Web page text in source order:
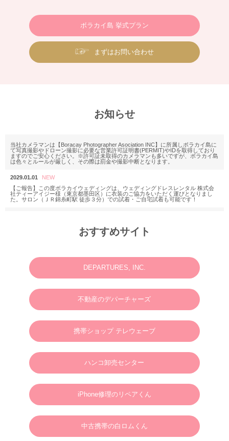
ボラカイ島 挙式プラン
まずはお問い合わせ
お知らせ
当社カメラマンは【Boracay Photographer Asociation INC】に所属しボラカイ島に
て写真撮影やドローン撮影に必要な営業許可証明書(PERMIT)やIDを取得しており
ますのでご安心ください。※許可証未取得のカメラマンも多いですが、ボラカイ島
は色々とルールが厳しく、その際は罰金や撮影中断となります。
2029.01.01
【ご報告】この度ボラカイウェディングは、ウェディングドレスレンタル 株式会
社ティーアイジー様（東京都墨田区）に衣装のご協力をいただく運びとなりまし
た。サロン（ＪＲ錦糸町駅 徒歩３分）での試着・ご自宅試着も可能です！
M様 2025年12月or2026年2月
ウェディングフォトお問い合わせありがとうございます。
N様 2025年7月 ウェディングフォト・動画・ドローンご予約ありがとうございま
M様 2025年4月 ウェディングフォトお問い合わせありがとうございます。
英語やタガログ語を話せる方向けプラン【 カメラマン＆ヘアメイクのみの手配と
なりますので、衣装などは全てお客様でご用意ください。128,000円(税別)】
新年のご挨拶
謹んで新年のご挨拶を申し上げます。
旧年中は格別のご支援、ご愛顧を賜り、心より御礼申し上げます。
新しい年が、皆さまにとりまして、幸多き年となりますよう心よりお祈り申し上げ
2025年1月1日
ボラカイウェディングフォト一同
2025.01.22
N様 2025年3月 ウェディングフォトご予約ありがとうございます。
おすすめサイト
DEPARTURES, INC.
不動産のデパーチャーズ
携帯ショップ テレウェーブ
ハンコ卸売センター
iPhone修理のリペアくん
中古携帯の白ロムくん